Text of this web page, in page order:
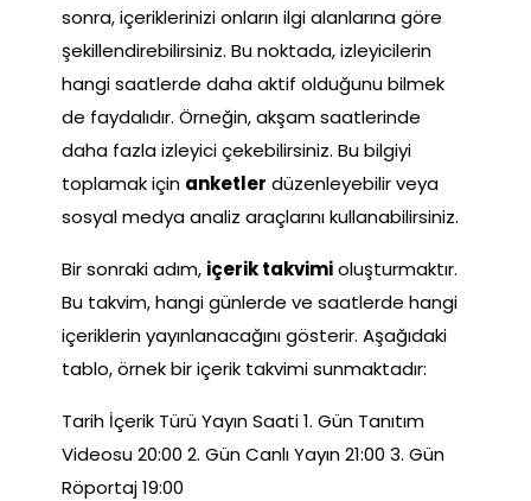
sonra, içeriklerinizi onların ilgi alanlarına göre
şekillendirebilirsiniz. Bu noktada, izleyicilerin
hangi saatlerde daha aktif olduğunu bilmek
de faydalıdır. Örneğin, akşam saatlerinde
daha fazla izleyici çekebilirsiniz. Bu bilgiyi
toplamak için anketler düzenleyebilir veya
sosyal medya analiz araçlarını kullanabilirsiniz.
Bir sonraki adım, içerik takvimioluşturmaktır.
Bu takvim, hangi günlerde ve saatlerde hangi
içeriklerin yayınlanacağını gösterir. Aşağıdaki
tablo, örnek bir içerik takvimi sunmaktadır:
Tarih İçerik Türü Yayın Saati 1. Gün Tanıtım
Videosu 20:00 2. Gün Canlı Yayın 21:00 3. Gün
Röportaj 19:00